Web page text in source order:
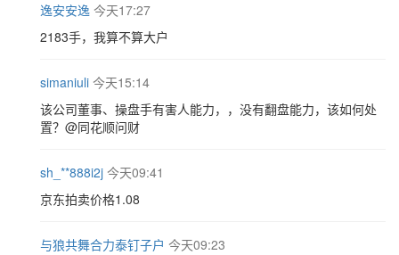
逸安安逸 今天17:27
2183手，我算不算大户
simaniuli 今天15:14
该公司董事、操盘手有害人能力，，没有翻盘能力，该如何处
置？@同花顺问财
sh_**888i2j 今天09:41
京东拍卖价格1.08
与狼共舞合力泰钉子户 今天09:23